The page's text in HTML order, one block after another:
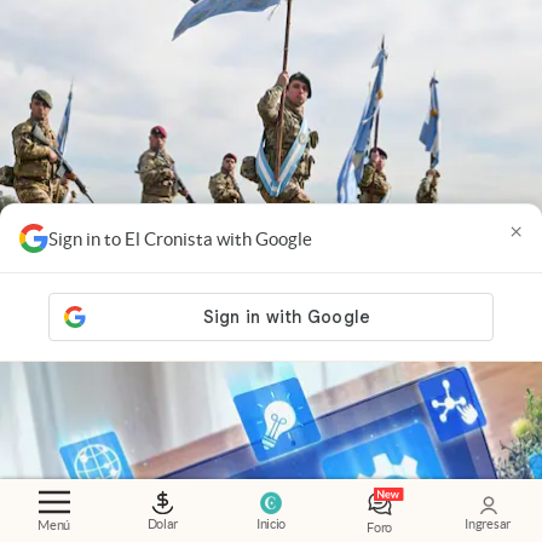
Menú Dolar Inicio Foro Ingresar
Sign in to El Cronista with Google ×
reequipamiento militar